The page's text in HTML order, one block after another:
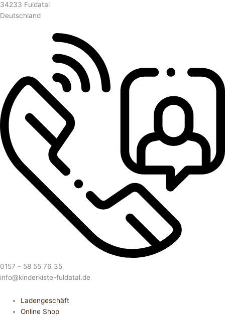
34233 Fuldatal
Deutschland
0157 – 58 55 76 35
info@kinderkiste-fuldatal.de
Ladengeschäft
Online Shop